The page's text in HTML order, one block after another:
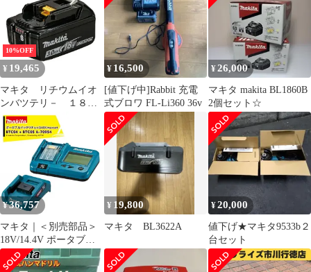
テリー BL3622A 36V コ
ードレス makita☆
10%OFF
¥ 19,465
マキタ リチウムイオ
ンバツテリ－ １８
Ｖ ＣＬ２８１用
BL1830B【マキタ】
¥ 16,500
[値下げ中]Rabbit 充電
式ブロワ FL-Li360 36v
¥26,000
マキタ makita BL1860B
2個セット☆
¥36,757
マキタ｜＜別売部品＞
18V/14.4V ポータブル
バッテリチェッカ
BTC04 A-61488 +
¥ 19,800
マキタ BL3622A
¥20,000
値下げ★マキタ9533b２
台セット